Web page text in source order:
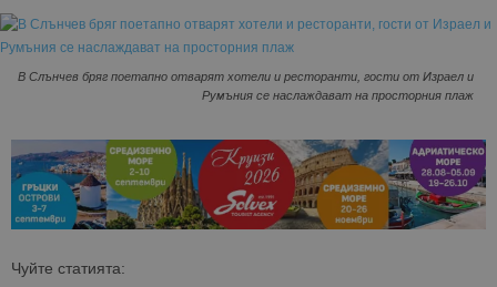
В Слънчев бряг поетапно отварят хотели и ресторанти, гости от Израел и
Румъния се наслаждават на просторния плаж
Чуйте статията: